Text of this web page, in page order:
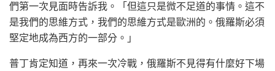
們第一次見面時告訴我。「但這只是微不足道的事情。這不
是我們的思維方式，我們的思維方式是歐洲的。俄羅斯必須
堅定地成為西方的一部分。」
普丁肯定知道，再來一次冷戰，俄羅斯不見得有什麼好下場